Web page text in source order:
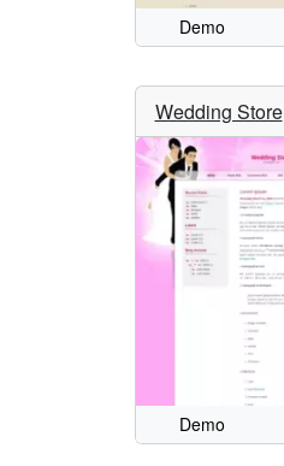
Demo
Wedding Store
Demo